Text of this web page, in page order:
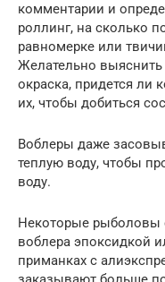
комментарии и
роллинг, на сколько
равномерке или
Желательно выяснить
окраска, придется ли
их, чтобы добиться
Воблеры даже
теплую воду, чтобы
воду.
Некоторые рыболовы
воблера эпоксидкой
приманках с